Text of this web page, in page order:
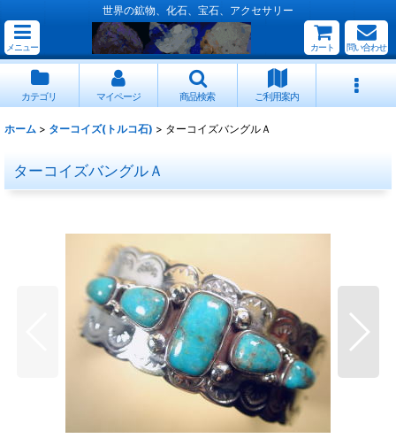
世界の鉱物、化石、宝石、アクセサリー
メニュー カート 問い合わせ
カテゴリ マイページ 商品検索 ご利用案内
ホーム > ターコイズ(トルコ石) > ターコイズバングルＡ
ターコイズバングルＡ